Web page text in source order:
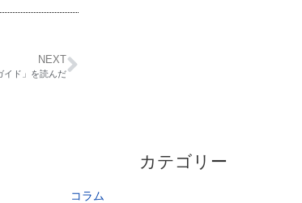
NEXT
イド」を読んだ
カテゴリー
コラム